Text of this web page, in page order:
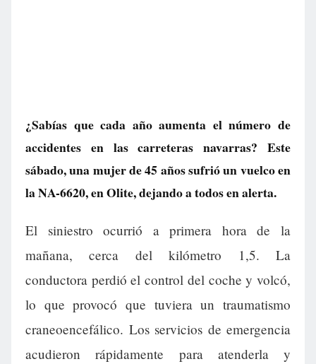
¿Sabías que cada año aumenta el número de
accidentes en las carreteras navarras? Este
sábado, una mujer de 45 años sufrió un vuelco en
la NA-6620, en Olite, dejando a todos en alerta.
El siniestro ocurrió a primera hora de la
mañana, cerca del kilómetro 1,5. La
conductora perdió el control del coche y volcó,
lo que provocó que tuviera un traumatismo
craneoencefálico. Los servicios de emergencia
acudieron rápidamente para atenderla y